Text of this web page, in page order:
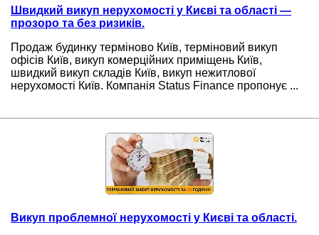
Швидкий викуп нерухомості у Києві та області —
прозоро та без ризиків.
Продаж будинку терміново Київ, терміновий викуп
офісів Київ, викуп комерційних приміщень Київ,
швидкий викуп складів Київ, викуп нежитлової
нерухомості Київ. Компанія Status Finance пропонує ...
Викуп проблемної нерухомості у Києві та області.